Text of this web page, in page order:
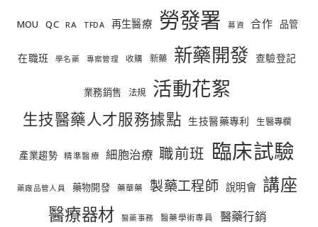
MOU QC RA TFDA 再生醫療 勞發署 募資 合作 品管
在職班 學名藥 專案管理 收購 新藥 新藥開發 查驗登記
業務銷售 法規 活動花絮
生技醫藥人才服務據點 生技醫藥專利 生醫專欄
產業趨勢 精準醫療 細胞治療 職前班 臨床試驗
藥廠品管人員 藥物開發 藥華藥 製藥工程師 說明會 講座
醫療器材 醫藥事務 醫藥學術專員 醫藥行銷